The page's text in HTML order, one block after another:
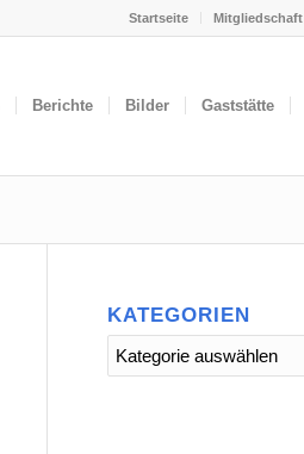
Startseite Mitgliedschaft
Berichte Bilder Gaststätte
KATEGORIEN
Kategorien